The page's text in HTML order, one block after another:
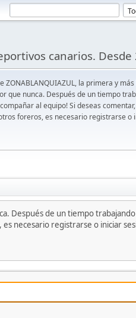
canarios.
ZONABLANQUIAZUL, la primera y
que nunca. Después de un tiempo
al equipo! Si deseas
foreros, es necesario registrarse o
Después de un tiempo
necesario registrarse o iniciar